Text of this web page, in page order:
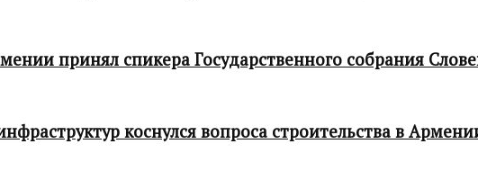
принял спикера Государственного собрания
коснулся вопроса строительства в